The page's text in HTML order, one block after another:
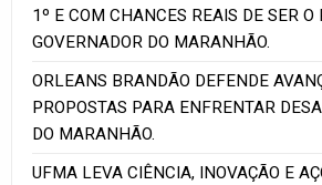
1º E COM CHANCES REAIS DE SER O
GOVERNADOR DO MARANHÃO.
ORLEANS BRANDÃO DEFENDE
PROPOSTAS PARA ENFRENTAR
DO MARANHÃO.
UFMA LEVA CIÊNCIA, INOVAÇÃO E